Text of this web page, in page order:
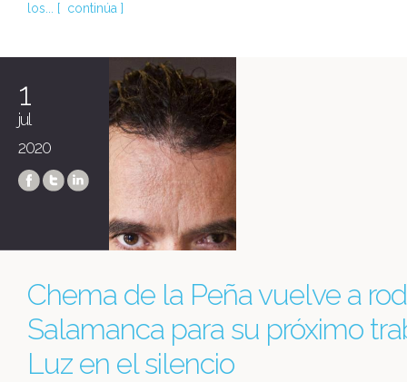
los... [ continúa ]
1
jul
2020
Chema de la Peña vuelve a
Salamanca para su próximo
Luz en el silencio